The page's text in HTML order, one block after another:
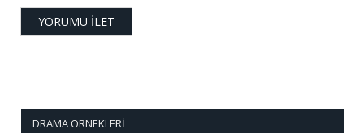
DRAMA ÖRNEKLERI